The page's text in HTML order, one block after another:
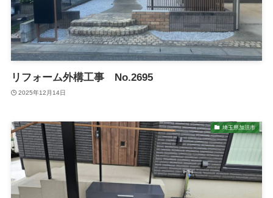
リフォーム外構工事 No.2695
2025年12月14日
埼玉県加須市